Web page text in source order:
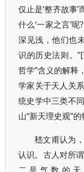
仅止是‘整齐故事’
什么‘一家之言’
深见浅，他们也
识的历史法则。
哲学”含义的解释
学家关于天人关
统史学中三类不
山“新天理史观”的
嵇文甫认为
认识。古人对所